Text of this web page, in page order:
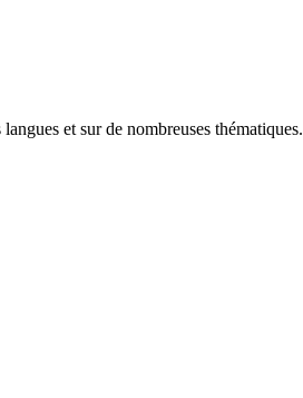
et sur de nombreuses thématiques.